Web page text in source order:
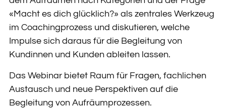
«Macht es dich glücklich?» als zentrales Werkzeug
im Coachingprozess und diskutieren, welche
Impulse sich daraus für die Begleitung von
Kundinnen und Kunden ableiten lassen.
Das Webinar bietet Raum für Fragen, fachlichen
Austausch und neue Perspektiven auf die
Begleitung von Aufräumprozessen.